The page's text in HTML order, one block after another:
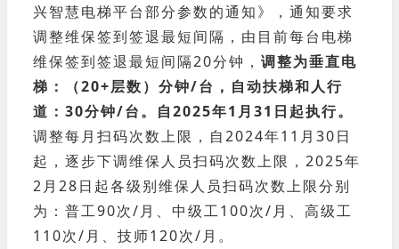
兴智慧电梯平台部分参数的通知》，通知要求
调整维保签到签退最短间隔，由目前每台电梯
维保签到签退最短间隔20分钟， 调整为垂直电
梯：（20+层数）分钟/台，自动扶梯和人行
道：30分钟/台。自2025年1月31日起执行。
调整每月扫码次数上限，自2024年11月30日
起，逐步下调维保人员扫码次数上限，2025年
2月28日起各级别维保人员扫码次数上限分别
为：普工90次/月、中级工100次/月、高级工
110次/月、技师120次/月。